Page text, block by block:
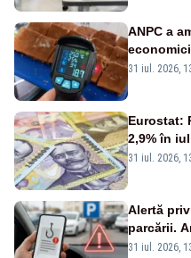
ANPC a
economici
31 iul. 2026,
Eurostat:
2,9% în
majoreze
31 iul. 2026,
Alertă
parcării.
noi
31 iul. 2026,